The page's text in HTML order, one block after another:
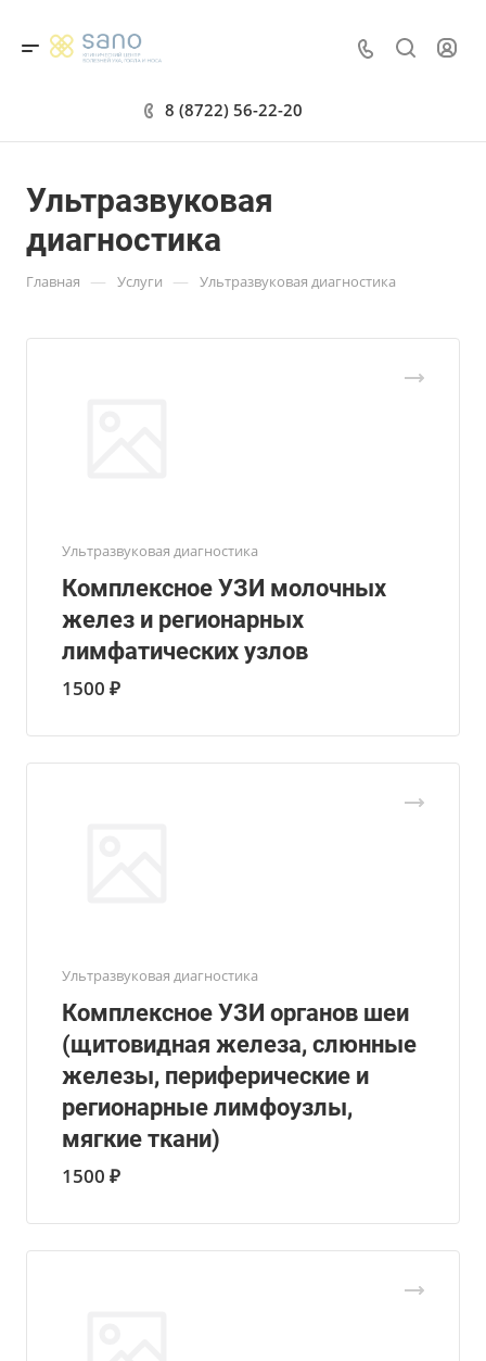
8 (8722) 56-22-20
Ультразвуковая
диагностика
Главная — Услуги — Ультразвуковая диагностика
Ультразвуковая диагностика
Комплексное УЗИ молочных
желез и регионарных
лимфатических узлов
1500 ₽
Ультразвуковая диагностика
Комплексное УЗИ органов шеи
(щитовидная железа, слюнные
железы, периферические и
регионарные лимфоузлы,
мягкие ткани)
1500 ₽